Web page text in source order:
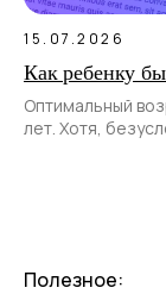
15.07.2026
Как ребенку
Оптимальный
лет. Хотя,
Полезное: